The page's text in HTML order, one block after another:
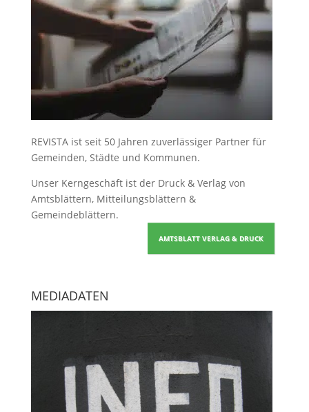
REVISTA ist seit 50 Jahren zuverlässiger Partner für
Gemeinden, Städte und Kommunen.
Unser Kerngeschäft ist der Druck & Verlag von
Amtsblättern, Mitteilungsblättern &
Gemeindeblättern.
AMTSBLATT VERLAG & DRUCK
MEDIADATEN